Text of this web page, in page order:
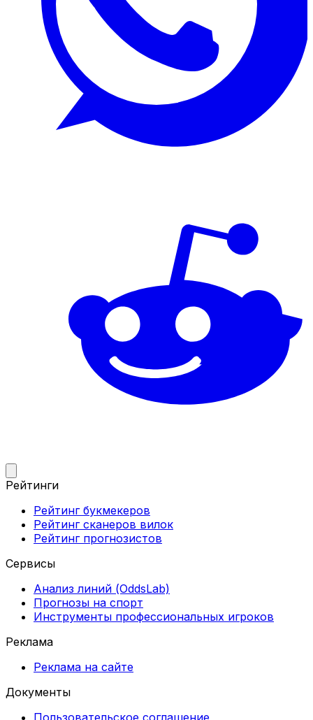
Рейтинги
Рейтинг букмекеров
Рейтинг сканеров вилок
Рейтинг прогнозистов
Сервисы
Анализ линий (OddsLab)
Прогнозы на спорт
Инструменты профессиональных игроков
Реклама
Реклама на сайте
Документы
Пользовательское соглашение